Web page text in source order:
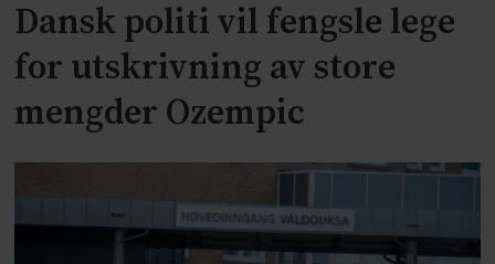
Dansk politi vil fengsle lege
for utskrivning av store
mengder Ozempic